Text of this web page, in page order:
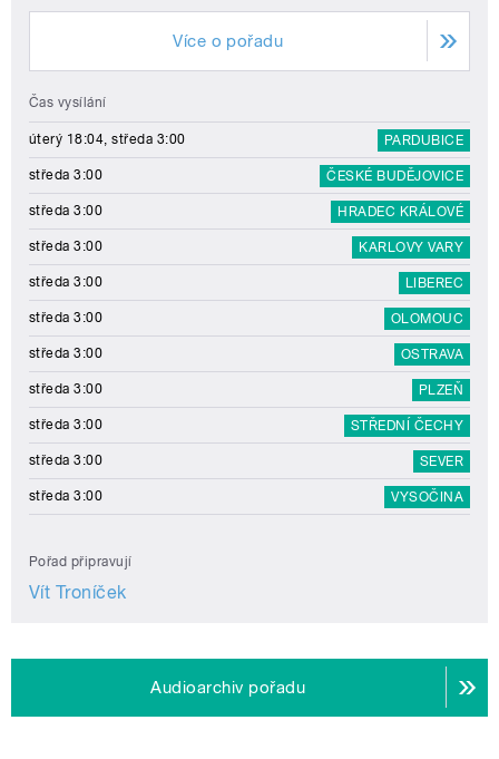
Více o pořadu
Čas vysílání
úterý 18:04, středa 3:00 PARDUBICE
středa 3:00 ČESKÉ BUDĚJOVICE
středa 3:00 HRADEC KRÁLOVÉ
středa 3:00 KARLOVY VARY
středa 3:00 LIBEREC
středa 3:00 OLOMOUC
středa 3:00 OSTRAVA
středa 3:00 PLZEŇ
středa 3:00 STŘEDNÍ ČECHY
středa 3:00 SEVER
středa 3:00 VYSOČINA
Pořad připravují
Vít Troníček
Audioarchiv pořadu